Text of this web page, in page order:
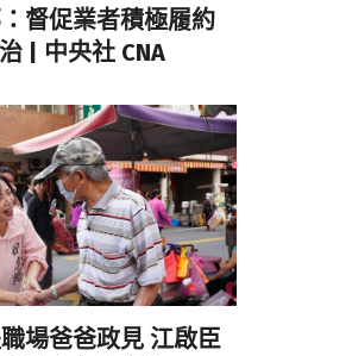
督促業者積極履約
| 中央社 CNA
場爸爸政見 江啟臣